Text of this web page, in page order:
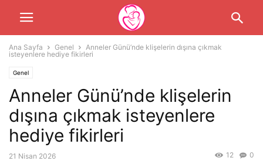
Ana Sayfa Genel
Anneler Günü’nde klişelerin dışına çıkmak
isteyenlere hediye fikirleri
Genel
Anneler Günü’nde klişelerin
dışına çıkmak isteyenlere
hediye fikirleri
21 Nisan 2026 0
12